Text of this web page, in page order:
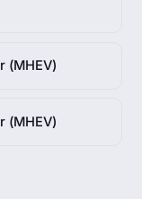
(MHEV)
(MHEV)